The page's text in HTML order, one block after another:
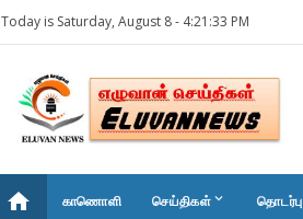
Today is Saturday, August 8 - 4:21:33 PM
home காணொளி செய்திகள் keyboard_arrow_down